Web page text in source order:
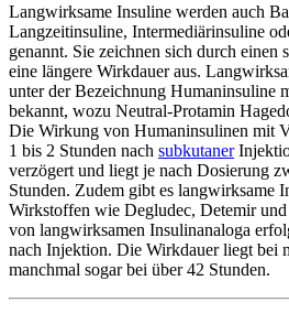
Langwirksame Insuline werden auch
Langzeitinsuline, Intermediärinsuline
genannt. Sie zeichnen sich durch einen
eine längere Wirkdauer aus.
unter der Bezeichnung Humaninsuline
bekannt, wozu Neutral-Protamin
Die Wirkung von Humaninsulinen mit
1 bis 2 Stunden nach subkutaner
verzögert und liegt je nach Dosierung
Stunden. Zudem gibt es langwirksame
Wirkstoffen wie Degludec, Detemir
von langwirksamen Insulinanaloga
nach Injektion. Die Wirkdauer liegt bei
manchmal sogar bei über 42 Stunden.